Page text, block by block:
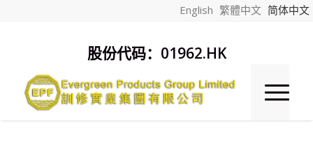
English 繁體中文 简体中文
股份代码：01962.HK